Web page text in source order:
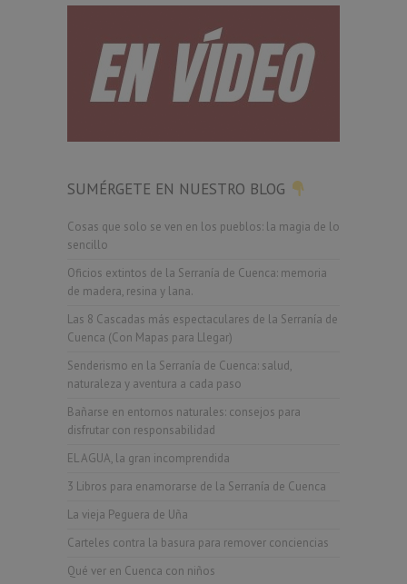
SUMÉRGETE EN NUESTRO BLOG
Cosas que solo se ven en los pueblos: la magia de lo
sencillo
Oficios extintos de la Serranía de Cuenca: memoria
de madera, resina y lana.
Las 8 Cascadas más espectaculares de la Serranía de
Cuenca (Con Mapas para Llegar)
Senderismo en la Serranía de Cuenca: salud,
naturaleza y aventura a cada paso
Bañarse en entornos naturales: consejos para
disfrutar con responsabilidad
EL AGUA, la gran incomprendida
3 Libros para enamorarse de la Serranía de Cuenca
La vieja Peguera de Uña
Carteles contra la basura para remover conciencias
Qué ver en Cuenca con niños